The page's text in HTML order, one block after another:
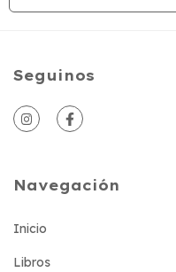
Seguinos
Navegación
Inicio
Libros